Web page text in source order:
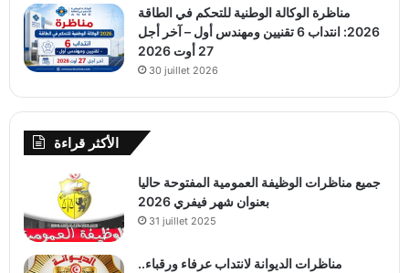
مناظرة الوكالة الوطنية للتحكم في الطاقة
2026: انتداب 6 تقنيين ومهندس أول – آخر أجل
27 أوت 2026
30 juillet 2026
الأكثر قراءة
جميع مناظرات الوظيفة العمومية المفتوحة حاليا
بعنوان شهر فيفري 2026
31 juillet 2025
مناظرات الديوانة لانتداب عرفاء ورقباء..